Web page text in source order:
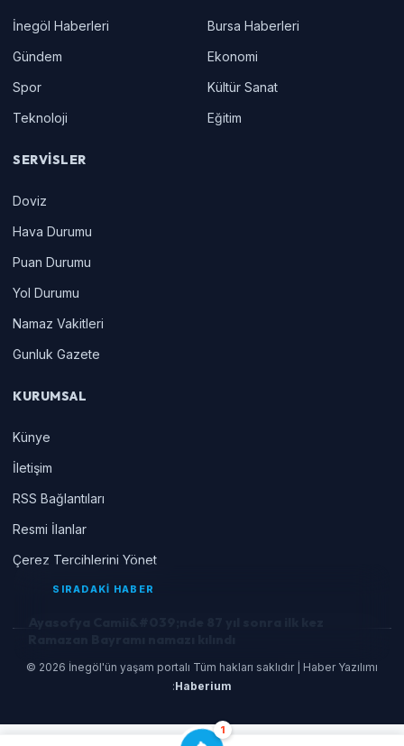
1
İnegöl Haberleri
Bursa Haberleri
Gündem
Ekonomi
Spor
Kültür Sanat
Teknoloji
Eğitim
SERVISLER
Doviz
Hava Durumu
Puan Durumu
Yol Durumu
Namaz Vakitleri
Gunluk Gazete
KURUMSAL
Künye
İletişim
RSS Bağlantıları
Resmi İlanlar
Çerez Tercihlerini Yönet
© 2026 İnegöl'ün yaşam portalı Tüm hakları saklıdır | Haber Yazılımı
:Haberium
SIRADAKİ HABER